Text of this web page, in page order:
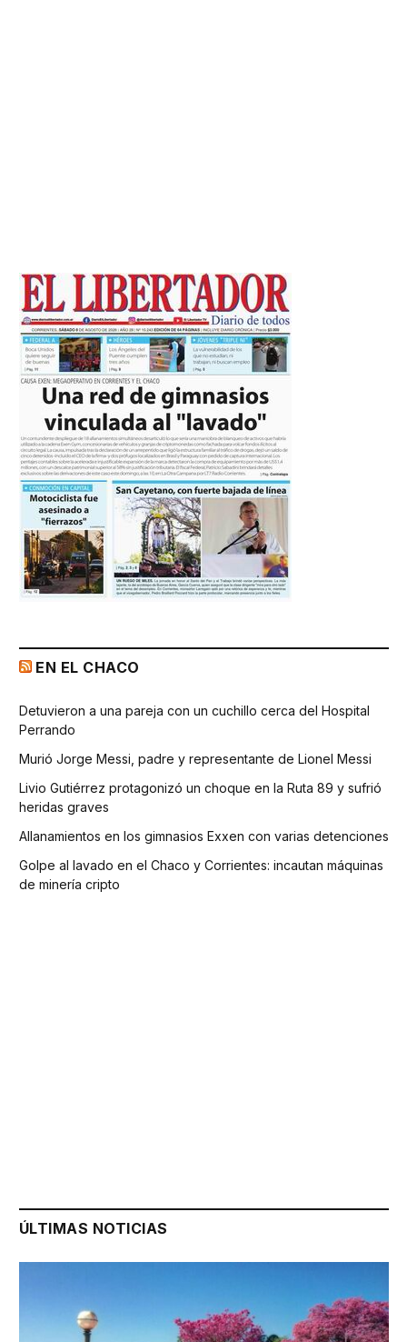
EN EL CHACO
Detuvieron a una pareja con un cuchillo cerca del Hospital
Perrando
Murió Jorge Messi, padre y representante de Lionel Messi
Livio Gutiérrez protagonizó un choque en la Ruta 89 y sufrió
heridas graves
Allanamientos en los gimnasios Exxen con varias detenciones
Golpe al lavado en el Chaco y Corrientes: incautan máquinas
de minería cripto
ÚLTIMAS NOTICIAS